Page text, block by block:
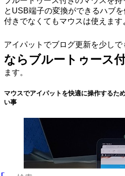
とUSB端子の変換ができるハブ
付きでなくてもマウスは使えます
アイパットでブログ更新を少しで
ならブルートゥース
ます。
マウスでアイパットを快適に操作するた
い事